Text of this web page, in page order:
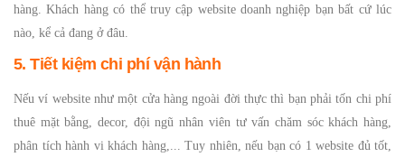
hàng. Khách hàng có thể truy cập website doanh nghiệp bạn bất cứ lúc
nào, kể cả đang ở đâu.
5. Tiết kiệm chi phí vận hành
Nếu ví website như một cửa hàng ngoài đời thực thì bạn phải tốn chi phí
thuê mặt bằng, decor, đội ngũ nhân viên tư vấn chăm sóc khách hàng,
phân tích hành vi khách hàng,... Tuy nhiên, nếu bạn có 1 website đủ tốt,